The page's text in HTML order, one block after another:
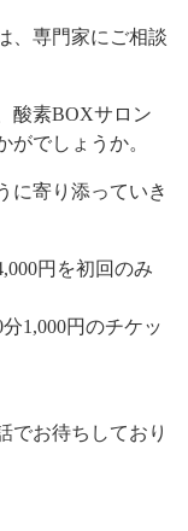
、専門家にご相談
酸素BOXサロン
がでしょうか。
に寄り添っていき
円を初回のみ
1,000円のチケッ
でお待ちしており